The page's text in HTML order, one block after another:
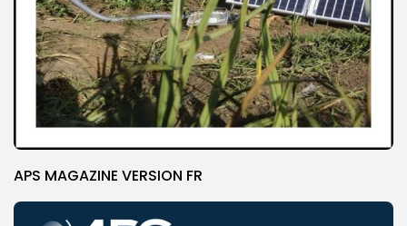
APS MAGAZINE VERSION FR